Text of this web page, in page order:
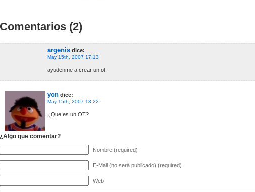
Comentarios (2)
argenis dice:
May 15th, 2007 17:13
ayudenme a crear un ot
yon dice:
May 15th, 2007 18:22
¿Que es un OT?
¿Algo que comentar?
Nombre (required)
E-Mail (no será publicado) (required)
Web